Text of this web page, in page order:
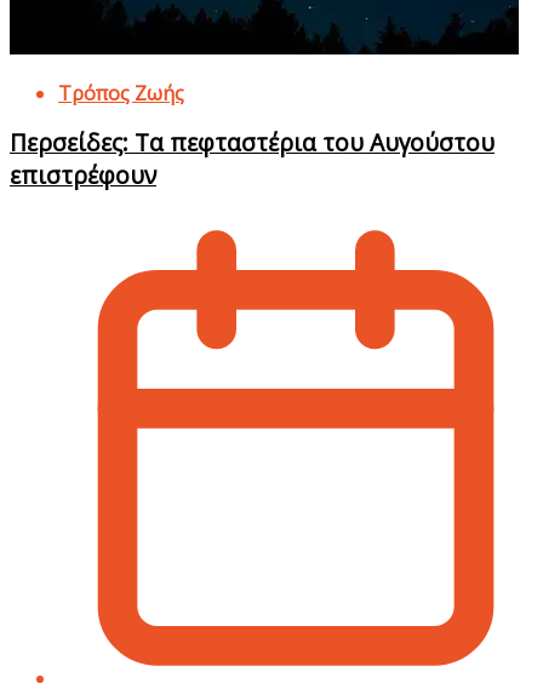
Τρόπος Ζωής
Περσείδες: Τα πεφταστέρια του Αυγούστου
επιστρέφουν